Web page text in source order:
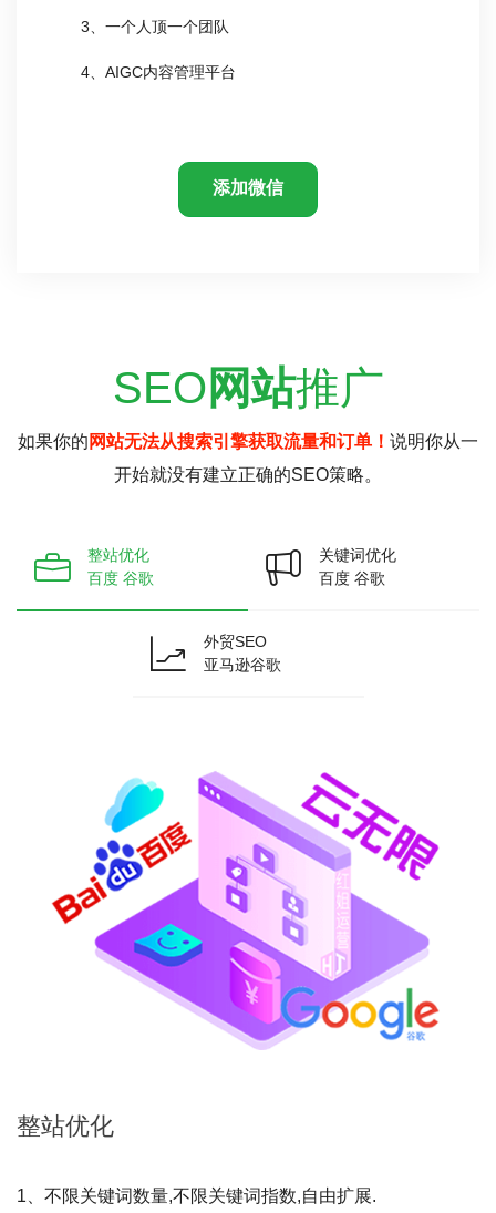
3、一个人顶一个团队
4、AIGC内容管理平台
添加微信
SEO 网站推广
如果你的 网站无法从搜索引擎获取流量和订单！ 说明你从一
开始就没有建立正确的SEO策略。
整站优化
百度 谷歌
关键词优化
百度 谷歌
外贸SEO
亚马逊谷歌
整站优化
1、不限关键词数量,不限关键词指数,自由扩展.